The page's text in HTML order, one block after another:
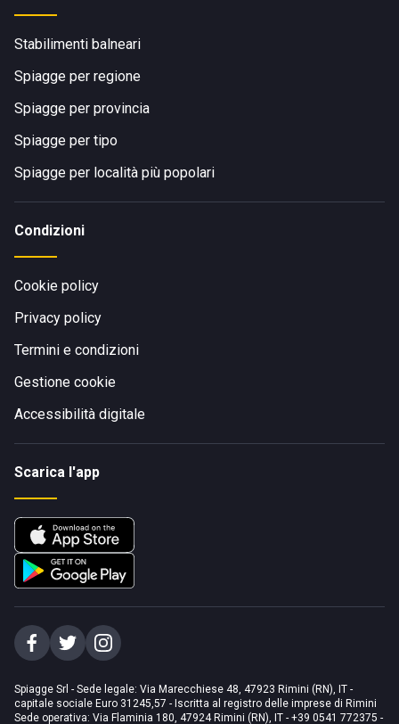
Stabilimenti balneari
Spiagge per regione
Spiagge per provincia
Spiagge per tipo
Spiagge per località più popolari
Condizioni
Cookie policy
Privacy policy
Termini e condizioni
Gestione cookie
Accessibilità digitale
Scarica l'app
Spiagge Srl - Sede legale: Via Marecchiese 48, 47923 Rimini (RN), IT -
capitale sociale Euro 31245,57 - Iscritta al registro delle imprese di Rimini
Sede operativa: Via Flaminia 180, 47924 Rimini (RN), IT - +39 0541 772375 -